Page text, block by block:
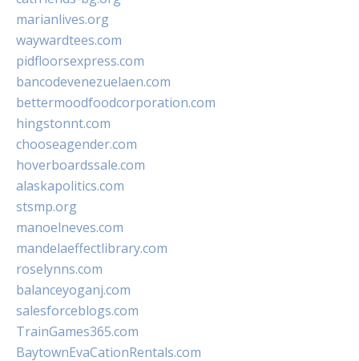
marianlives.org
waywardtees.com
pidfloorsexpress.com
bancodevenezuelaen.com
bettermoodfoodcorporation.com
hingstonnt.com
chooseagender.com
hoverboardssale.com
alaskapolitics.com
stsmp.org
manoelneves.com
mandelaeffectlibrary.com
roselynns.com
balanceyoganj.com
salesforceblogs.com
TrainGames365.com
BaytownEvaCationRentals.com